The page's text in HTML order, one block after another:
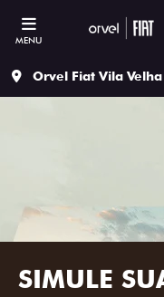
MENU
Orvel Fiat Vila Velha
SIMULE